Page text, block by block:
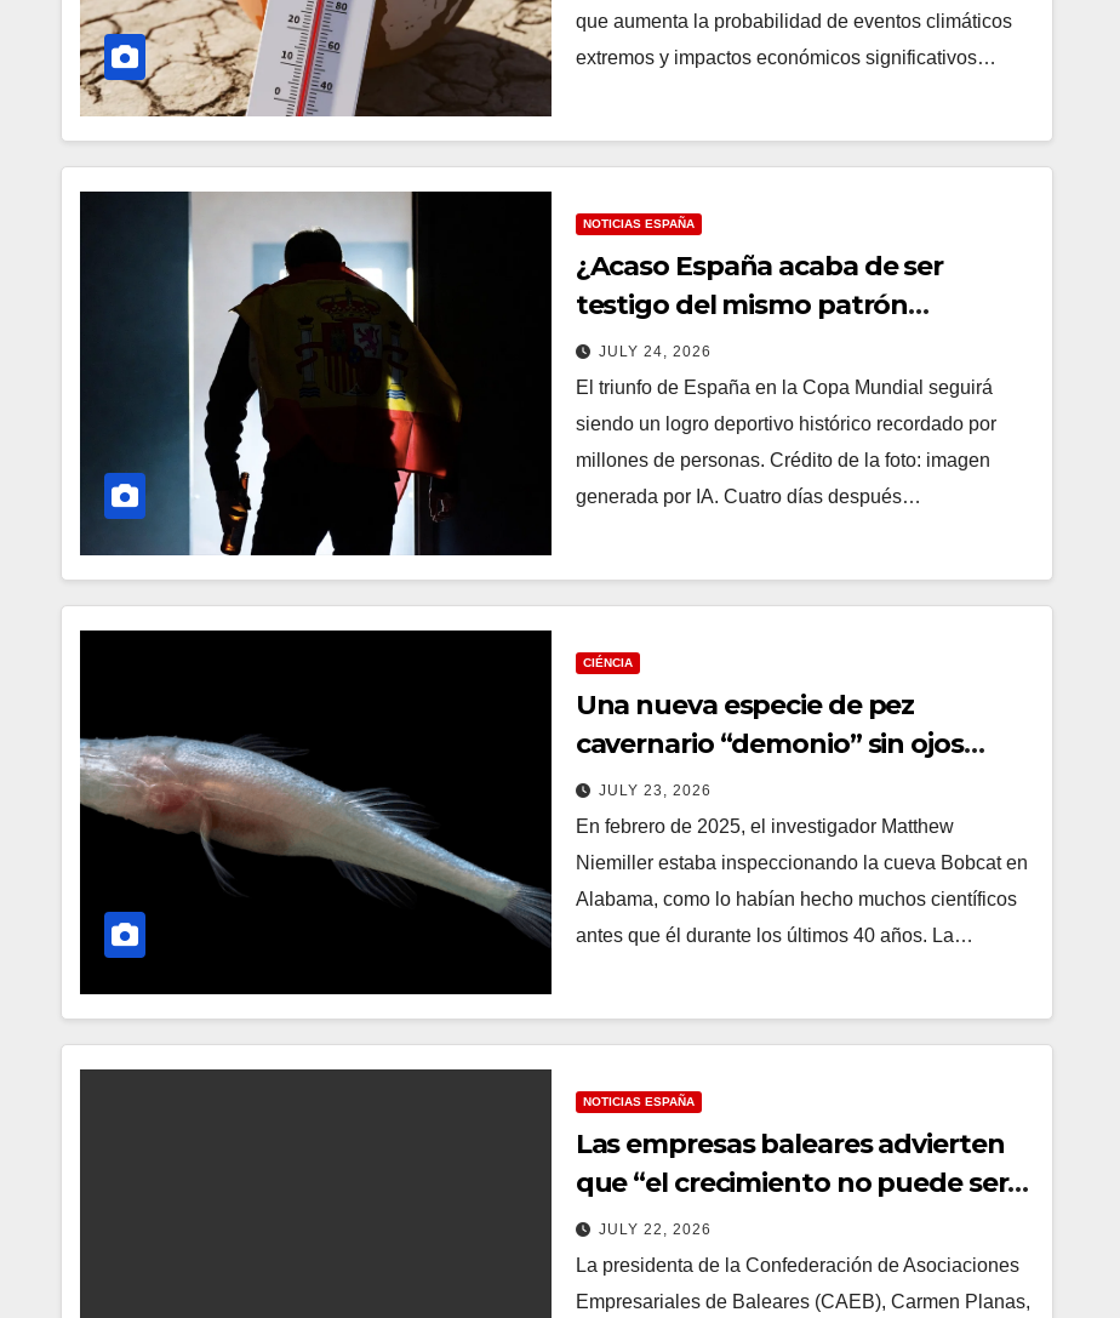
que aumenta la probabilidad de eventos climáticos
extremos y impactos económicos significativos…
NOTICIAS ESPAÑA
¿Acaso España acaba de ser
testigo del mismo patrón
inquietante sobre el que el Reino
Unido ha estado advirtiendo
durante años? « Noticias
semanales del euro
JULY 24, 2026
El triunfo de España en la Copa Mundial seguirá
siendo un logro deportivo histórico recordado por
millones de personas. Crédito de la foto: imagen
generada por IA. Cuatro días después…
CIÉNCIA
Una nueva especie de pez
cavernario “demonio” sin ojos
acechó sin ser detectada en una
cueva de Alabama durante
décadas
JULY 23, 2026
En febrero de 2025, el investigador Matthew
Niemiller estaba inspeccionando la cueva Bobcat en
Alabama, como lo habían hecho muchos científicos
antes que él durante los últimos 40 años. La…
NOTICIAS ESPAÑA
Las empresas baleares advierten
que “el crecimiento no puede ser
ilimitado” y piden una mejor
gestión del turismo
JULY 22, 2026
La presidenta de la Confederación de Asociaciones
Empresariales de Baleares (CAEB), Carmen Planas,